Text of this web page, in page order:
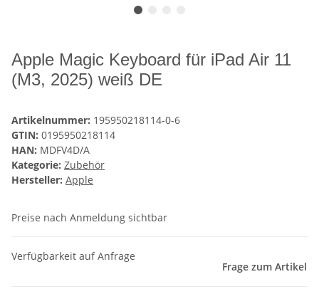
Apple Magic Keyboard für iPad Air 11
(M3, 2025) weiß DE
Artikelnummer: 195950218114-0-6
GTIN: 0195950218114
HAN: MDFV4D/A
Kategorie: Zubehör
Hersteller: Apple
Preise nach Anmeldung sichtbar
Verfügbarkeit auf Anfrage
Frage zum Artikel